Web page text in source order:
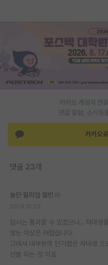
PI 전용 게시판
인문사회 계열 게시판
반도체/AI 게시판
장학금/장학생 게시판
홍보 게시판
커리어
이벤트
반도체 아카데미
카카오 계정과 연
댓글 알람, 소식등
카카오
댓글 23개
놀란 윌리엄 켈빈
입시는 통과할 수 있겠으나.. 자대생
않는 이상은 어렵습니다.
그래서 대부분의 인기랩은 자대생 으
선발 되는 것 이죠